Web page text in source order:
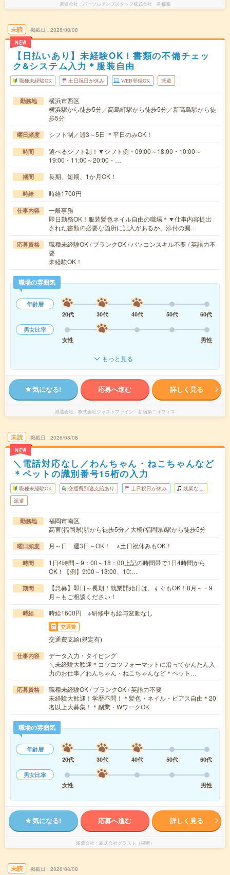
派遣会社 パーソルテンプスタッフ株式会社 首都圏
未読
NEW
掲載日 2026/08/08
【日払いあり】未経験OK！書類の不備チェッ
ク&システム入力＊服装自由
職種未経験OK 土日祝日が休み WEB登録OK 派遣
勤務地
横浜市西区
横浜駅から徒歩5分／高島町駅から徒歩5分／新高島駅から徒
歩5分
曜日頻度 シフト制／週3～5日 ＊平日のみOK！
時間
選べるシフト制！▼シフト例・09:00～18:00・10:00～
19:00・11;00～20:00・…
期間 長期、短期、1か月OK！
時給 時給1700円
仕事内容
一般事務
即日勤務OK！服装髪色ネイル自由の職場＊▼仕事内容提出
された書類の必要な箇所に記入があるか、添付の漏…
応募資格
職種未経験OK / ブランクOK / パソコンスキル不要 / 英語力不
要
未経験OK！
職場の雰囲気
年齢層
20代
30代 40代 50代
60代
男女比率
女性
男性
もっと見る
気になる! 応募へ進む 詳しく見る
派遣会社 株式会社ジャストファイン 新宿第二オフィス
未読
NEW
掲載日 2026/08/08
＼電話対応なし／わんちゃん・ねこちゃんなど
＊ペットの識別番号15桁の入力
職種未経験OK 交通費別途支給あり 土日祝日が休み 残業なし
派遣
勤務地
福岡市南区
高宮(福岡県)駅から徒歩5分／大橋(福岡県)駅から徒歩5分
曜日頻度 月～日 週3日～OK！ ※土日祝休みもOK！
時間
1日4時間～9：00～18：00上記の時間帯で1日4時間から
OK！【例】9:00～13:00、10:…
期間
【急募】即日～長期！就業開始日は、すぐもOK！8月～・9
月～もご相談ください！
時給 時給1600円 ※研修中も給与変動なし
交通費
交通費支給(規定有)
仕事内容
データ入力・タイピング
＼未経験大歓迎＊コツコツフォーマットに沿ってかんたん入
力のお仕事／わんちゃん・ねこちゃんなど＊ペット…
応募資格
職種未経験OK / ブランクOK / 英語力不要
未経験大歓迎！学歴不問！＊髪色・ネイル・ピアス自由＊20
名以上大募集！＊副業・WワークOK
職場の雰囲気
年齢層
20代
30代 40代 50代
60代
男女比率
女性
男性
気になる! 応募へ進む 詳しく見る
派遣会社 株式会社グラスト（福岡）
未読 掲載日 2026/08/08